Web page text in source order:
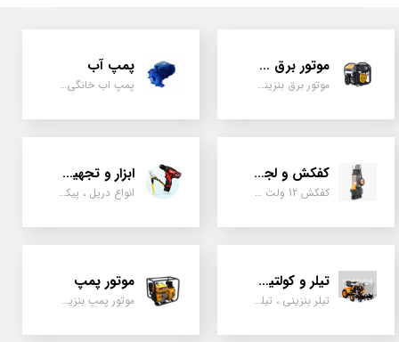
موتور برق و ژنراتور
موتور برق بنزینی، دیزلی ، گازی ، سه گانه سوز
پمپ آب
پمپ اب خانگی، بشقابی ، جتی ، دو پروانه کشاورزی
کفکش و لجن کش
کفکش 12 ولت ، 220 ولت ، یک اینچ به بالا لجن کش کاتردار، لجن کش چدنی
ابزار و تجهیزات
انواع دریل ، پیکور، ابزارالات، سیل مکانیکی، قطعات پمپ
تیلر و کولتیواتور
تیلر بنزینی ، تیلر دیزل، تیلر چهار چرخ، تیلر مزرعه و کشاورزی
موتور پمپ
موتور پمپ بنزینی، دیزلی، نفتی ، یک اینچ به بالا